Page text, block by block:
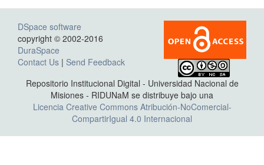
DSpace software
copyright © 2002-2016
DuraSpace
Contact Us | Send Feedback
Repositorio Institucional Digital - Universidad Nacional de
Misiones - RIDUNaM se distribuye bajo una
Licencia Creative Commons Atribución-NoComercial-
CompartirIgual 4.0 Internacional